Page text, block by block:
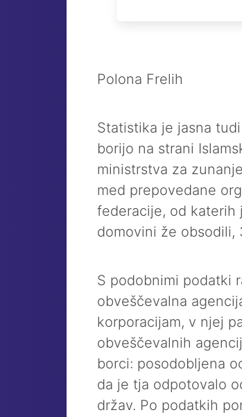
Polona Frelih
Statistika je jasna
borijo na strani
ministrstva za
med prepovedane
federacije, od katerih
domovini že obsodili,
S podobnimi podatki
obveščevalna
korporacijam, v njej
obveščevalnih
borci: posodobljena
da je tja odpotovalo
držav. Po podatkih